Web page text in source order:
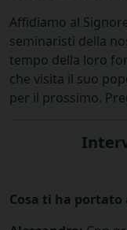
Affidiamo al
seminaristi della
tempo della loro
che visita il suo
per il prossimo.
Cosa ti ha portato